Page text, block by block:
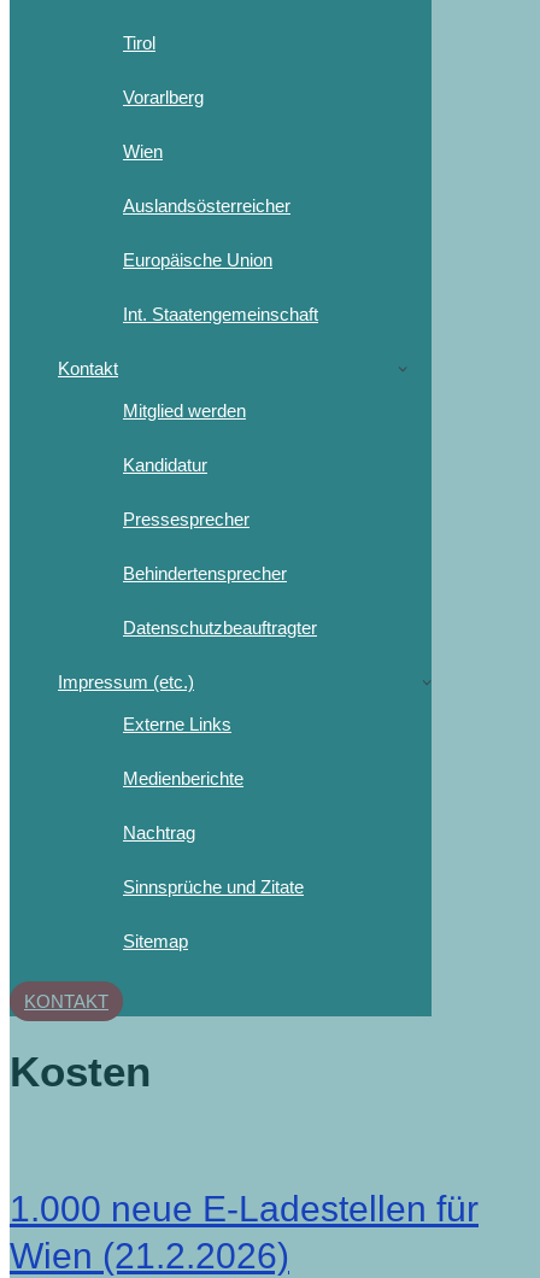
Tirol
Vorarlberg
Wien
Auslandsösterreicher
Europäische Union
Int. Staatengemeinschaft
Kontakt
Mitglied werden
Kandidatur
Pressesprecher
Behindertensprecher
Datenschutzbeauftragter
Impressum (etc.)
Externe Links
Medienberichte
Nachtrag
Sinnsprüche und Zitate
Sitemap
KONTAKT
Kosten
1.000 neue E-Ladestellen für
Wien (21.2.2026)